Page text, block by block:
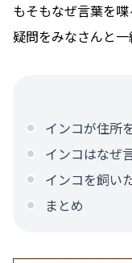
もそもなぜ言葉を
疑問をみなさんと一
インコが住所
インコはなぜ
インコを飼い
まとめ